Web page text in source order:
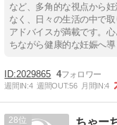
など、多角的な視点から
なく、日々の生活の中で
アドバイスが満載です。
ちながら健康的な妊娠へ導
2029865 4
週間IN:4 週間OUT:56 月間IN:4
28 ちゃー